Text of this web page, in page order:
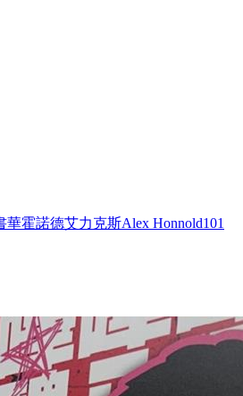
華霍諾德艾力克斯Alex Honnold101